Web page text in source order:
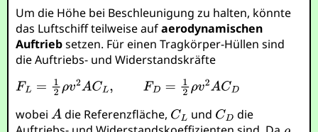
Um die Höhe bei Beschleunigung zu halten, könnte
das Luftschiff teilweise aufaerodynamischen
Auftriebsetzen. Für einen Tragkörper-Hüllen sind
die Auftriebs- und Widerstandskräfte
wobei die Referenzfläche, und
die